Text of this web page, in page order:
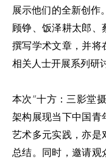
展示他们的全新创作
顾铮、饭泽耕太郎
撰写学术文章，并将
相关人士开展系列研
本次“十方：三影堂
架构展现当下中国
艺术多元实践，亦是
总结。同时，邀请